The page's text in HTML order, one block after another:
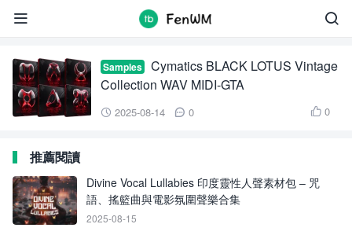

 BLACK LOTUS Vintage Collection
Samples
Cymatics BLACK LOTUS Vintage
Collection WAV MIDI-GTA
 2025-08-14  0  0
推薦閱讀
Divine Vocal Lullabies 印度靈性人聲素材包 – 咒
語、搖籃曲與電影氛圍聲樂合集
2025-08-15